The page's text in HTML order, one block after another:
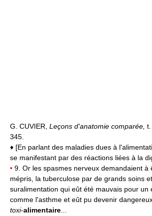
G. CUVIER, Leçons d'anatomie comparée,
345.
♦ [En parlant des maladies dues à
se manifestant par des réactions liées à la
• 9. Or les spasmes nerveux demandaient à
mépris, la tuberculose par de grands soins
suralimentation qui eût été mauvais pour un
comme l'asthme et eût pu devenir
toxi-alimentaire